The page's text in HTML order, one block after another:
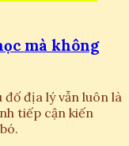
mà không
địa lý vẫn luôn là
tiếp cận kiến